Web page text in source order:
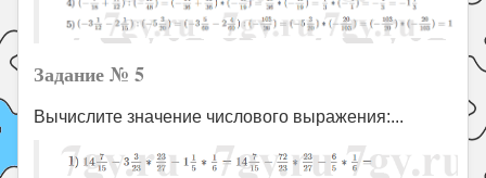
Задание № 5
Вычислите значение числового выражения:...